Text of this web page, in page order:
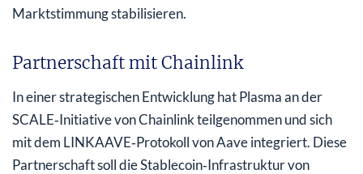
Marktstimmung stabilisieren.
Partnerschaft mit Chainlink
In einer strategischen Entwicklung hat Plasma an der
SCALE‑Initiative von Chainlink teilgenommen und sich
mit dem LINKAAVE‑Protokoll von Aave integriert. Diese
Partnerschaft soll die Stablecoin‑Infrastruktur von